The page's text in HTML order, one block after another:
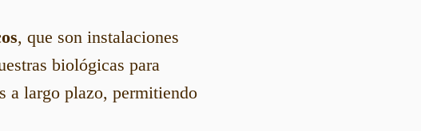
, que son instalaciones
biológicas para
a largo plazo, permitiendo